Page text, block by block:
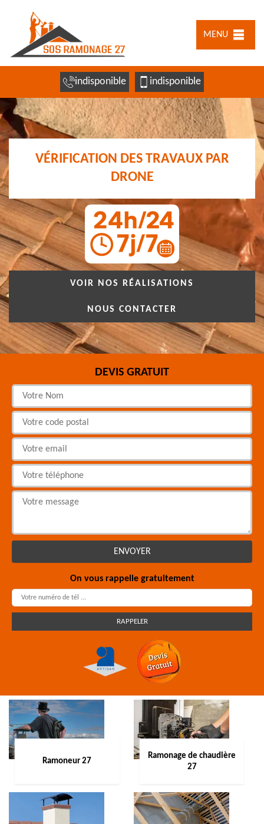
MENU
indisponible indisponible
VÉRIFICATION DES TRAVAUX PAR
DRONE
VOIR NOS RÉALISATIONS
NOUS CONTACTER
DEVIS GRATUIT
On vous rappelle gratuitement
Ramoneur 27
Ramonage de chaudière
27